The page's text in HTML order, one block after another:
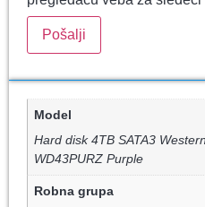
Model
Hard disk 4TB SATA3
WD43PURZ Purple
Robna grupa